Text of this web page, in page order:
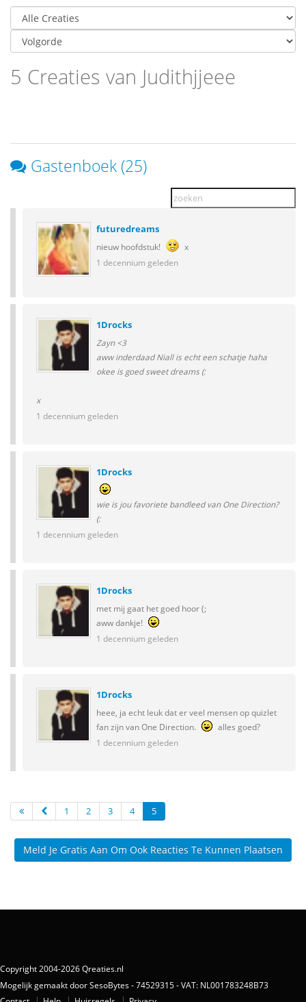
5 Creaties van Judithjjeee
Gastenboek (25)
futuredreams
nieuw hoofdstuk!
x
1 decennium geleden
1Drocks
Zayn <3
aww inderdaad Niall is echt een schatje haha
okee is goed sweet dreams (:
x
1 decennium geleden
1Drocks
wie is jou favoriete bandleed van One Direction?
(:
1 decennium geleden
1Drocks
met mij gaat het goed hoor (;
aww dankje!
1 decennium geleden
1Drocks
heee, ja echt leuk dat er veel mensen op quizlet
fan zijn van One Direction.
alles goed?
1 decennium geleden
1 2 3 4 5
Meld Je Gratis Aan Om Ook Reacties Te Kunnen Plaatsen
Copyright 2004-2026 Qreaties.nl
Mogelijk gemaakt door SesoBytes - 74529315 - VAT: NL001783248B73